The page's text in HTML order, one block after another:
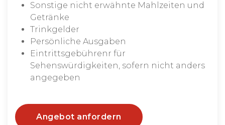
Sonstige nicht erwähnte Mahlzeiten und
Getränke
Trinkgelder
Persönliche Ausgaben
Eintrittsgebührenr für
Sehenswürdigkeiten, sofern nicht anders
angegeben
Angebot anfordern